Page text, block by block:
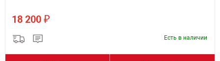
18 200 ₽
Есть в наличии